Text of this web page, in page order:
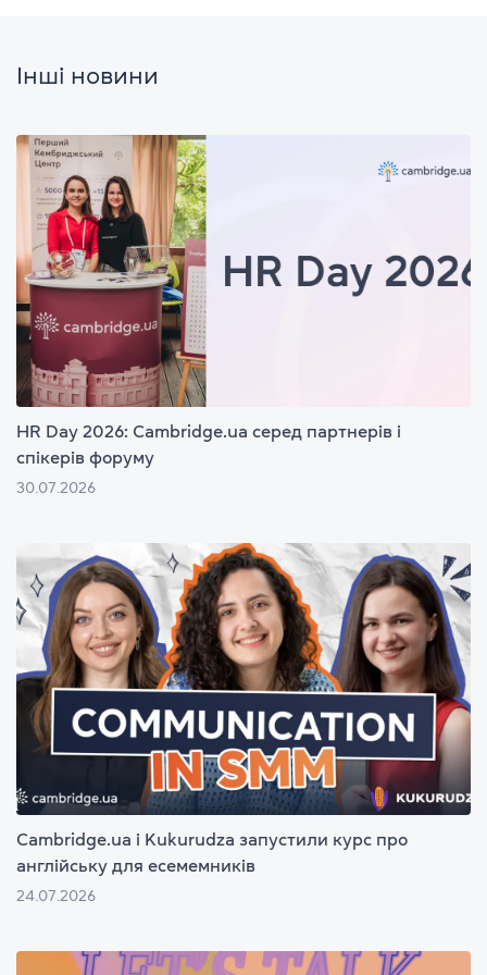
Інші новини
HR Day 2026: Cambridge.ua серед партнерів і
спікерів форуму
30.07.2026
Cambridge.ua і Kukurudza запустили курс про
англійську для есемемників
24.07.2026